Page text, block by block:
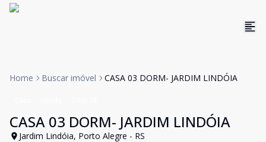
Home Buscar imóvel CASA 03 DORM- JARDIM LINDÓIA
CASA 03 DORM- JARDIM LINDÓIA
Jardim Lindóia, Porto Alegre - RS